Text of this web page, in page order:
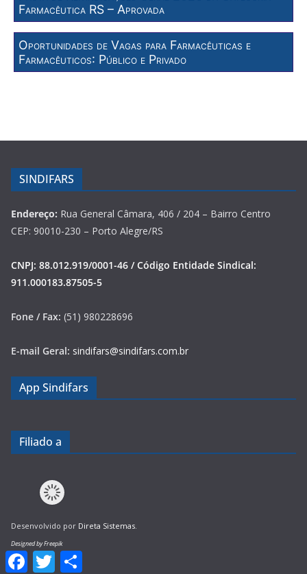
Farmacêutica RS – Aprovada
Oportunidades de Vagas para Farmacêuticas e
Farmacêuticos: Público e Privado
SINDIFARS
Endereço: Rua General Câmara, 406 / 204 – Bairro Centro
CEP: 90010-230 – Porto Alegre/RS
CNPJ: 88.012.919/0001-46 / Código Entidade Sindical:
911.000183.87505-5
Fone / Fax: (51) 980228696
E-mail Geral: sindifars@sindifars.com.br
App Sindifars
Filiado a
Desenvolvido por Direta Sistemas.
Designed by Freepik
a
T
w